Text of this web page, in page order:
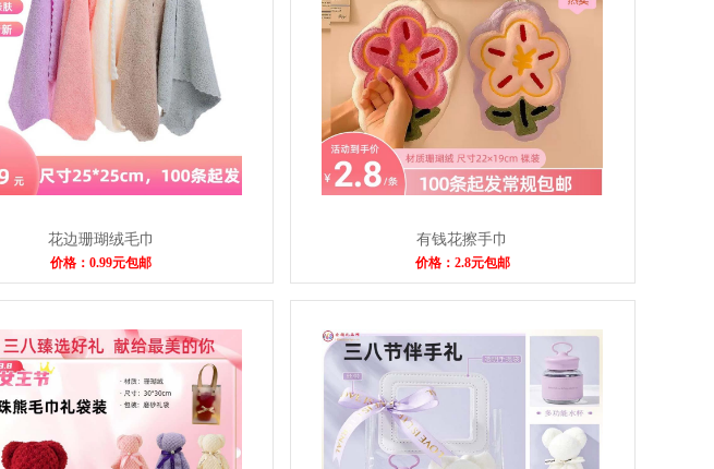
花边珊瑚绒毛巾
价格：0.99元包邮
有钱花擦手巾
价格：2.8元包邮